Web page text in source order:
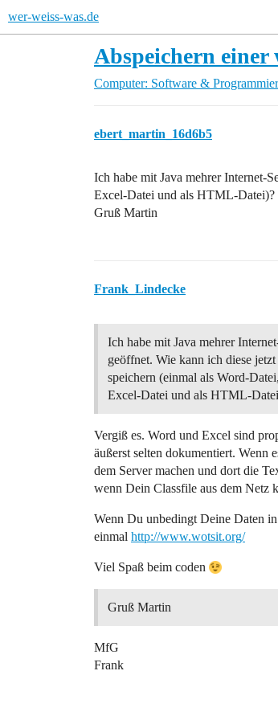
wer-weiss-was.de
Abspeichern einer
Computer: Software &
ebert_martin_16d6b5
Ich habe mit Java mehrer Internet-
Excel-Datei und als HTML-Datei)?
Gruß Martin
Frank_Lindecke
Ich habe mit Java mehrer
geöffnet. Wie kann ich diese jetzt
speichern (einmal als Word-
Excel-Datei und als HTML-
Vergiß es. Word und Excel sind
äußerst selten dokumentiert.
dem Server machen und dort die
wenn Dein Classfile aus dem Netz
Wenn Du unbedingt Deine Daten
einmal http://www.wotsit.org/
Viel Spaß beim coden
Gruß Martin
MfG
Frank